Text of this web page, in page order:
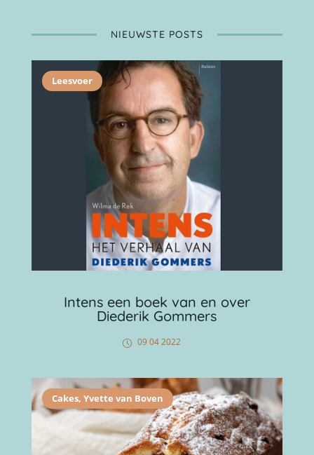
NIEUWSTE POSTS
Leesvoer
Intens een boek van en over
Diederik Gommers
09 04 2022
Cakes, Yvette van Boven